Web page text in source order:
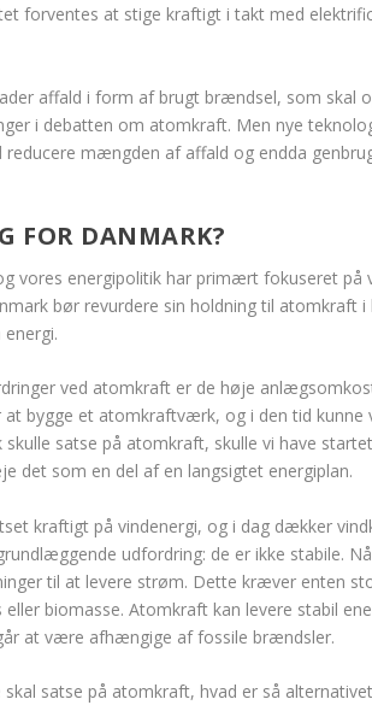
forventes at stige kraftigt i takt med
affald i form af brugt brændsel, som skal
i debatten om atomkraft. Men nye
mængden af affald og endda
FOR DANMARK?
vores energipolitik har primært fokuseret på
bør revurdere sin holdning til atomkraft i
ved atomkraft er de høje
bygge et atomkraftværk, og i den tid kunne
satse på atomkraft, skulle vi have
det som en del af en langsigtet energiplan.
kraftigt på vindenergi, og i dag dækker
udfordring: de er ikke stabile.
til at levere strøm. Dette kræver enten
biomasse. Atomkraft kan levere stabil
at være afhængige af fossile brændsler.
satse på atomkraft, hvad er så